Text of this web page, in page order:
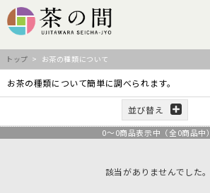
トップ > お茶の種類について
お茶の種類について簡単に調べられます。
並び替え
0～0商品表示中（全0商品中）
該当がありませんでした。